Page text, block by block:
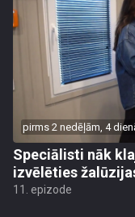
pirms 2 nedēļām, 4
Speciālisti nāk
izvēlēties
11. epizode